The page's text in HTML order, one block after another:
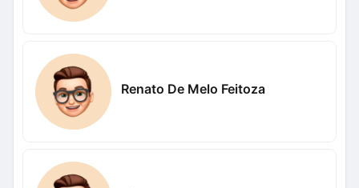
Renato De Melo Feitoza